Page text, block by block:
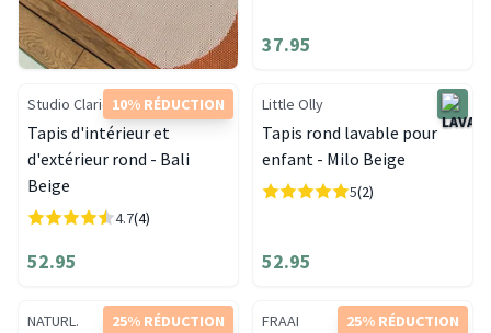
37.95
10% RÉDUCTION
Studio Clarice
Tapis d'intérieur et
d'extérieur rond - Bali
Beige
4.7(4)
52.95
Little Olly
Tapis rond lavable pour
enfant - Milo Beige
5(2)
52.95
25% RÉDUCTION
NATURL. 25% RÉDUCTION
FRAAI